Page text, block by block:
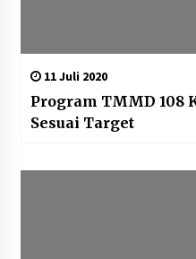
11 Juli 2020
Program TMMD 108
Sesuai Target